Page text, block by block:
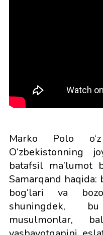
Marko Polo
O‘zbekistonning
batafsil ma’lumot
Samarqand haqida:
bog‘lari va
shuningdek,
musulmonlar,